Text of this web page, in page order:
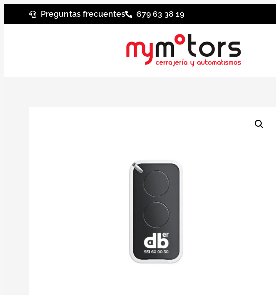
Preguntas frecuentes 679 63 38 19